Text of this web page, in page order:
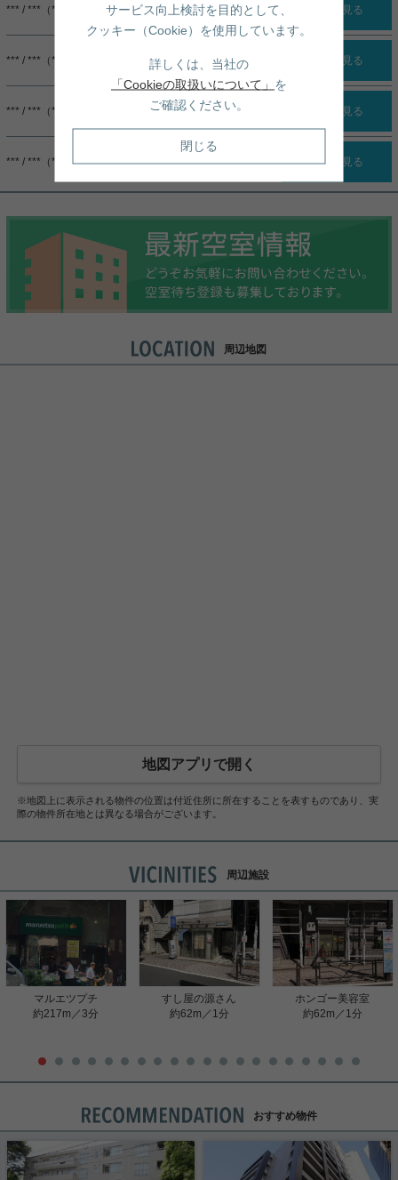
*** / ***（***） 詳細を見る
*** / ***（***） 詳細を見る
*** / ***（***） 詳細を見る
*** / ***（***） 詳細を見る
周辺地図
地図アプリで開く
※地図上に表示される物件の位置は付近住所に所在することを表すものであり、実
際の物件所在地とは異なる場合がございます。
周辺施設
マルエツプチ
約217m／3分
すし屋の源さん
約62m／1分
ホンゴー美容室
約62m／1分
おすすめ物件
サービス向上検討を目的として、
クッキー（Cookie）を使用しています。
詳しくは、当社の
「Cookieの取扱いについて」 を
ご確認ください。
閉じる